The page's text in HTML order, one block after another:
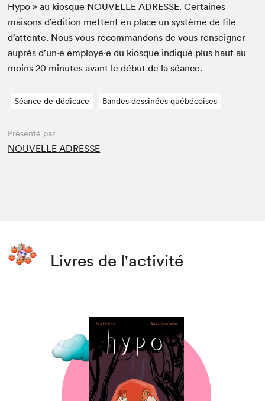
Hypo » au kiosque NOU­VELLE ADRESSE. Cer­taines
maisons d’édi­tion met­tent en place un sys­tème de file
d’at­tente. Nous vous recom­man­dons de vous ren­seign­er
auprès d’un·e employé·e du kiosque indiqué plus haut au
moins20 min­utes avant le début de la séance.
Séance de dédicace Bandes dessinées québécoises
Présenté par
NOUVELLE ADRESSE
Livres de l'activité